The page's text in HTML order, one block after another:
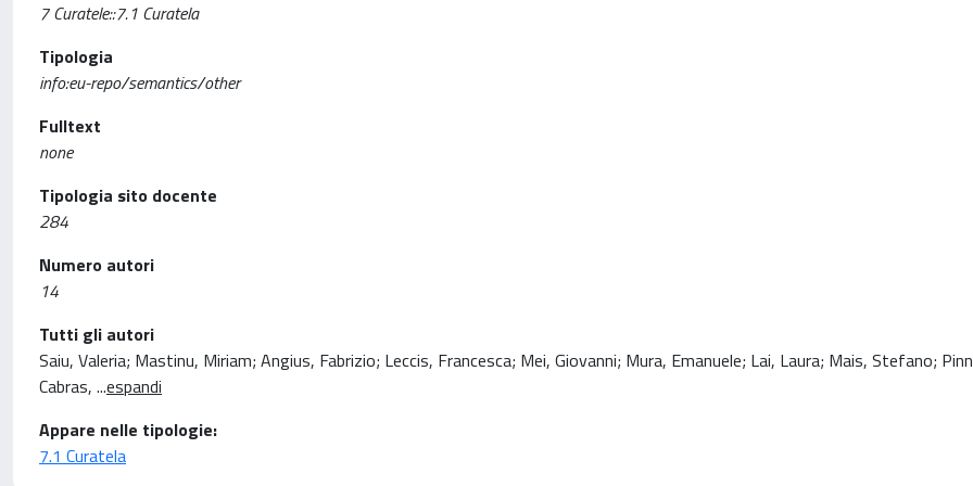
7 Curatele::7.1 Curatela
Tipologia
info:eu-repo/semantics/other
Fulltext
none
Tipologia sito docente
284
Numero autori
14
Tutti gli autori
Saiu, Valeria; Mastinu, Miriam; Angius, Fabrizio; Leccis, Francesca; Mei, Giovanni; Mura, Emanuele; Lai, Laura; Mais, Stefano;
Cabras, ...espandi
Appare nelle tipologie:
7.1 Curatela